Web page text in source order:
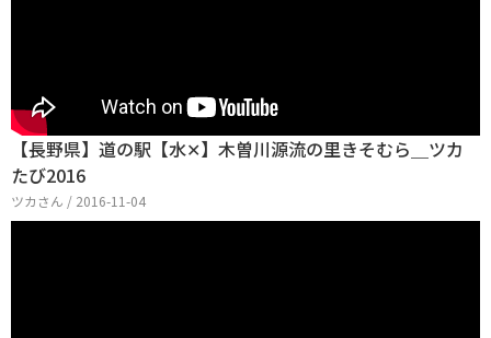
【長野県】道の駅【水✕】木曽川源流の里きそむら＿ツカ
たび2016
ツカさん / 2016-11-04